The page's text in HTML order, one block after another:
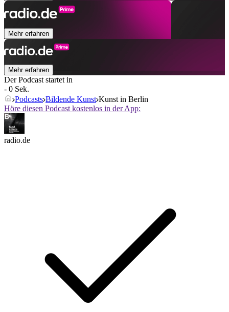
Mehr erfahren
Mehr erfahren
Der Podcast startet in
- 0 Sek.
Podcasts Bildende Kunst Kunst in Berlin
Höre diesen Podcast kostenlos in der App:
radio.de